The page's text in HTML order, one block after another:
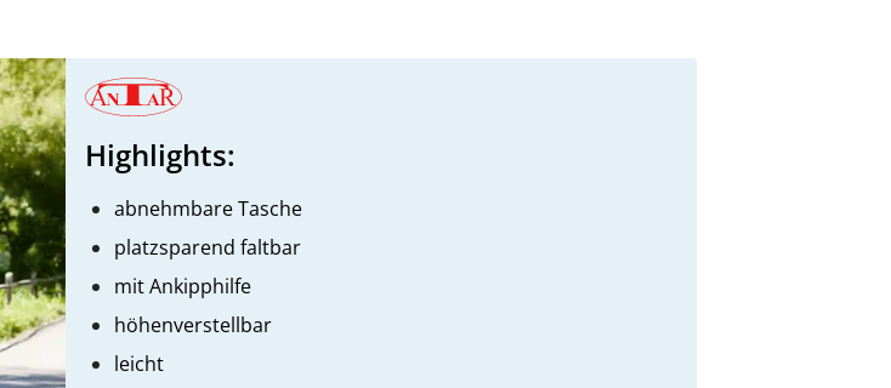
Highlights:
abnehmbare Tasche
platzsparend faltbar
mit Ankipphilfe
höhenverstellbar
leicht